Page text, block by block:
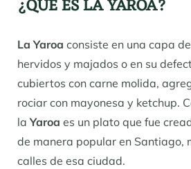
¿QUÉ ES LA YAROA?
La Yaroa consiste en una capa de
hervidos y majados o en su
cubiertos con carne molida,
rociar con mayonesa y ketchup.
laYaroa es un plato que fue
de manera popular en Santiago,
calles de esa ciudad.